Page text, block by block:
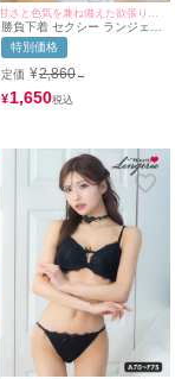
勝負下着 セクシー ランジェリ
ー マーブル 刺繍 レース バス
トコード ワイヤー ブラジャー
ショーツ 2点セット
特別価格
定価 ¥2,860→
¥1,650